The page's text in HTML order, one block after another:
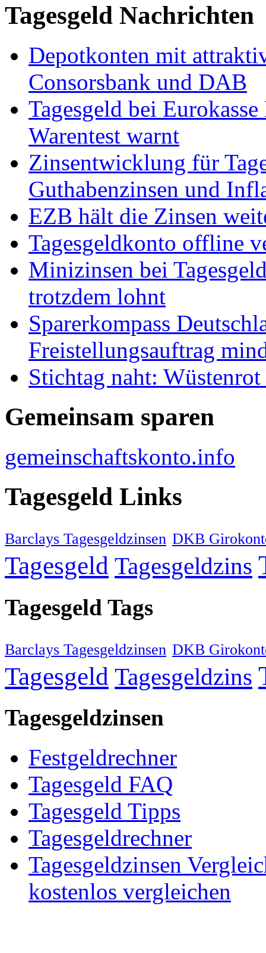
Tagesgeld Nachrichten
Depotkonten mit
Consorsbank und DAB
Tagesgeld bei
Warentest warnt
Zinsentwicklung für
Guthabenzinsen und
EZB hält die Zinsen
Tagesgeldkonto offline
Minizinsen bei
trotzdem lohnt
Sparerkompass
Freistellungsauftrag
Stichtag naht:
Gemeinsam sparen
gemeinschaftskonto.info
Tagesgeld Links
Barclays Tagesgeldzinsen DKB
Tagesgeld Tagesgeldzins
Tagesgeld Tags
Barclays Tagesgeldzinsen DKB
Tagesgeld Tagesgeldzins
Tagesgeldzinsen
Festgeldrechner
Tagesgeld FAQ
Tagesgeld Tipps
Tagesgeldrechner
Tagesgeldzinsen
kostenlos vergleichen